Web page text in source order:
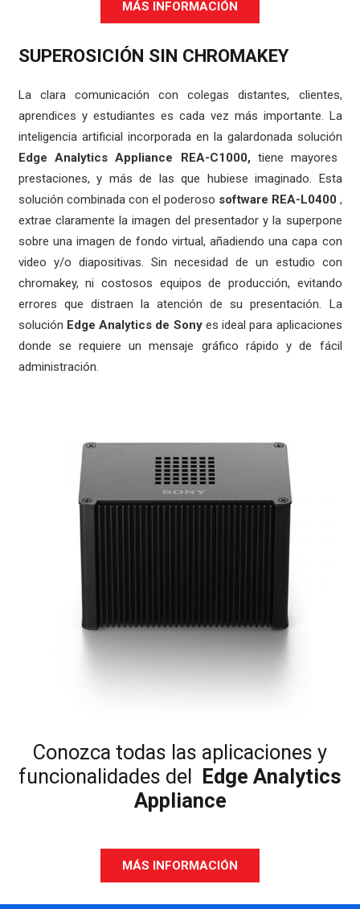
MÁS INFORMACIÓN
SUPEROSICIÓN SIN CHROMAKEY
La clara comunicación con colegas distantes, clientes,
aprendices y estudiantes es cada vez más importante. La
inteligencia artificial incorporada en la galardonada solución
Edge Analytics Appliance REA-C1000, tiene mayores
prestaciones, y más de las que hubiese imaginado. Esta
solución combinada con el poderoso software REA-L0400 ,
extrae claramente la imagen del presentador y la superpone
sobre una imagen de fondo virtual, añadiendo una capa con
video y/o diapositivas. Sin necesidad de un estudio con
chromakey, ni costosos equipos de producción, evitando
errores que distraen la atención de su presentación. La
solución Edge Analytics de Sonyes ideal para aplicaciones
donde se requiere un mensaje gráfico rápido y de fácil
administración.
Conozca todas las aplicaciones y
funcionalidades del Edge Analytics
Appliance
MÁS INFORMACIÓN